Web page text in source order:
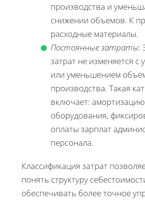
производства и
снижении объемов. К
расходные материалы.
Постоянные затраты:
затрат не изменяется с
или уменьшением
производства. Такая
включает: амортизацию
оборудования,
оплаты зарплат
персонала.
Классификация затрат
понять структуру
обеспечивать более точное